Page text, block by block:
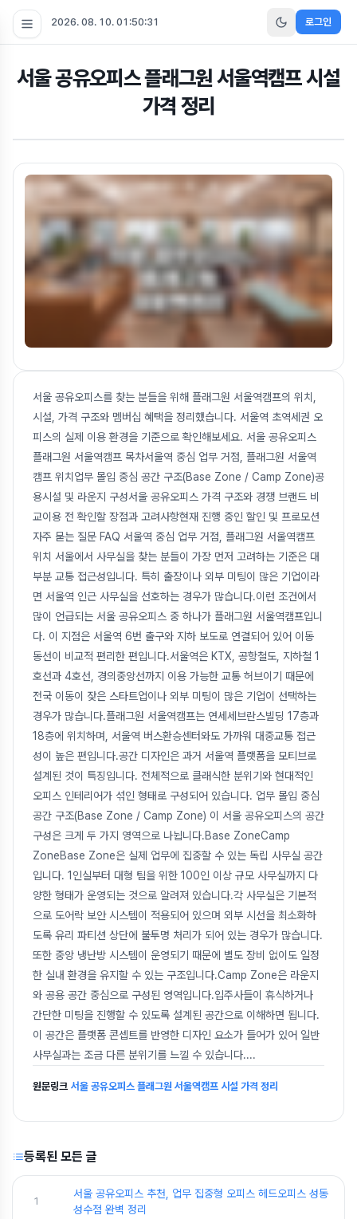
2026. 08. 10. 01:50:32 로그인
서울 공유오피스 플래그원 서울역캠프 시설
가격 정리
서울 공유오피스를 찾는 분들을 위해 플래그원 서울역캠프의 위치,
시설, 가격 구조와 멤버십 혜택을 정리했습니다. 서울역 초역세권 오
피스의 실제 이용 환경을 기준으로 확인해보세요. 서울 공유오피스
플래그원 서울역캠프 목차서울역 중심 업무 거점, 플래그원 서울역
캠프 위치업무 몰입 중심 공간 구조(Base Zone / Camp Zone)공
용시설 및 라운지 구성서울 공유오피스 가격 구조와 경쟁 브랜드 비
교이용 전 확인할 장점과 고려사항현재 진행 중인 할인 및 프로모션
자주 묻는 질문 FAQ 서울역 중심 업무 거점, 플래그원 서울역캠프
위치 서울에서 사무실을 찾는 분들이 가장 먼저 고려하는 기준은 대
부분 교통 접근성입니다. 특히 출장이나 외부 미팅이 많은 기업이라
면 서울역 인근 사무실을 선호하는 경우가 많습니다.이런 조건에서
많이 언급되는 서울 공유오피스 중 하나가 플래그원 서울역캠프입니
다. 이 지점은 서울역 6번 출구와 지하 보도로 연결되어 있어 이동
동선이 비교적 편리한 편입니다.서울역은 KTX, 공항철도, 지하철 1
호선과 4호선, 경의중앙선까지 이용 가능한 교통 허브이기 때문에
전국 이동이 잦은 스타트업이나 외부 미팅이 많은 기업이 선택하는
경우가 많습니다.플래그원 서울역캠프는 연세세브란스빌딩 17층과
18층에 위치하며, 서울역 버스환승센터와도 가까워 대중교통 접근
성이 높은 편입니다.공간 디자인은 과거 서울역 플랫폼을 모티브로
설계된 것이 특징입니다. 전체적으로 클래식한 분위기와 현대적인
오피스 인테리어가 섞인 형태로 구성되어 있습니다. 업무 몰입 중심
공간 구조(Base Zone / Camp Zone) 이 서울 공유오피스의 공간
구성은 크게 두 가지 영역으로 나뉩니다.Base ZoneCamp
ZoneBase Zone은 실제 업무에 집중할 수 있는 독립 사무실 공간
입니다. 1인실부터 대형 팀을 위한 100인 이상 규모 사무실까지 다
양한 형태가 운영되는 것으로 알려져 있습니다.각 사무실은 기본적
으로 도어락 보안 시스템이 적용되어 있으며 외부 시선을 최소화하
도록 유리 파티션 상단에 불투명 처리가 되어 있는 경우가 많습니다.
또한 중앙 냉난방 시스템이 운영되기 때문에 별도 장비 없이도 일정
한 실내 환경을 유지할 수 있는 구조입니다.Camp Zone은 라운지
와 공용 공간 중심으로 구성된 영역입니다.입주사들이 휴식하거나
간단한 미팅을 진행할 수 있도록 설계된 공간으로 이해하면 됩니다.
이 공간은 플랫폼 콘셉트를 반영한 디자인 요소가 들어가 있어 일반
사무실과는 조금 다른 분위기를 느낄 수 있습니다....
원문링크 서울 공유오피스 플래그원 서울역캠프 시설 가격 정리
등록된 모든 글
1
서울 공유오피스 추천, 업무 집중형 오피스 헤드오피스 성동
성수점 완벽 정리